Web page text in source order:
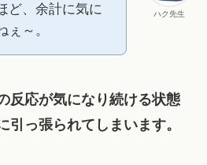
ハク先生
ど、余計に気に
ぇ～。
反応が気になり続ける状態
引っ張られてしまいます。